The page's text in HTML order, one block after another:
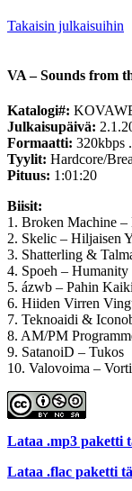
Takaisin julkaisuihin
VA – Sounds from
Katalogi#:
Julkaisupäivä:
Formaatti: 320kbps
Tyylit: Hardcore/
Pituus: 1:01:20
Biisit:
1. Broken Machine –
2. Skelic – Hiljaisen
3. Shatterling &
4. Spoeh –
5. ázwb – Pahin
6. Hiiden Virren
7. Teknoaidi &
8. AM/PM
9. SatanoiD – Tukos
10. Valovoima –
Lataa .mp3 paketti
Lataa .flac paketti